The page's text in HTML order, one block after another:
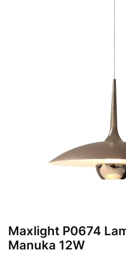
Maxlight P0674
Manuka 12W